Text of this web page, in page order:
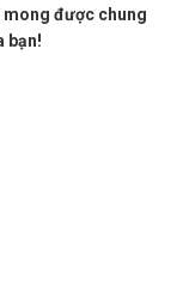
mong được chung
bạn!